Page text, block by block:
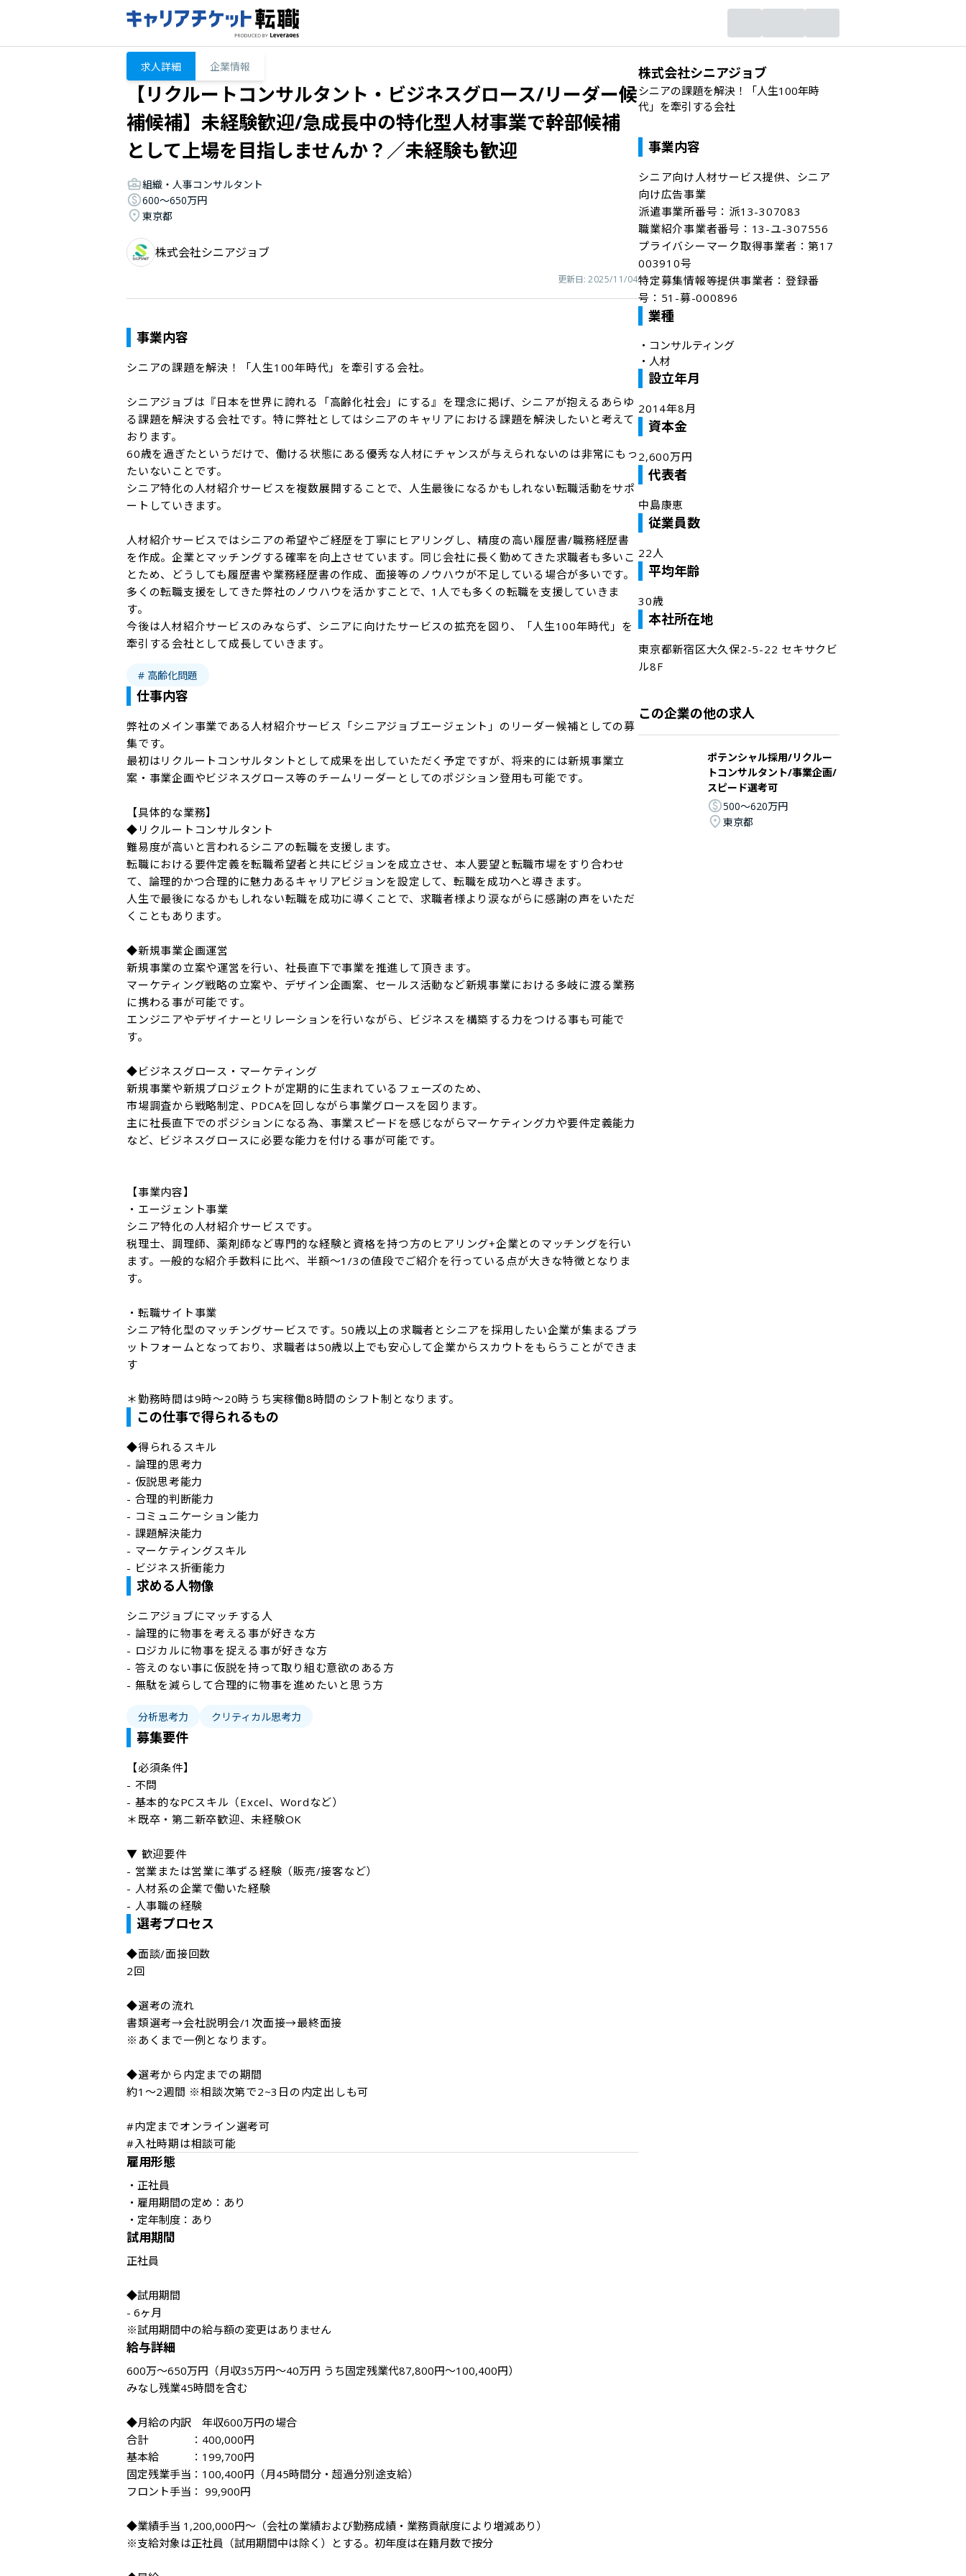
求人詳細 企業情報
【リクルートコンサルタント・ビジネスグロース/リーダー候
補候補】未経験歓迎/急成長中の特化型人材事業で幹部候補
として上場を目指しませんか？／未経験も歓迎
組織・人事コンサルタント
600〜650万円
東京都
株式会社シニアジョブ
更新日: 2025/11/04
事業内容
シニアの課題を解決！「人生100年時代」を牽引する会社。
シニアジョブは『日本を世界に誇れる「高齢化社会」にする』を理念に掲げ、シニアが抱えるあらゆ
る課題を解決する会社です。特に弊社としてはシニアのキャリアにおける課題を解決したいと考えて
おります。
60歳を過ぎたというだけで、働ける状態にある優秀な人材にチャンスが与えられないのは非常にもっ
たいないことです。
シニア特化の人材紹介サービスを複数展開することで、人生最後になるかもしれない転職活動をサポ
ートしていきます。
人材紹介サービスではシニアの希望やご経歴を丁寧にヒアリングし、精度の高い履歴書/職務経歴書
を作成。企業とマッチングする確率を向上させています。同じ会社に長く勤めてきた求職者も多いこ
とため、どうしても履歴書や業務経歴書の作成、面接等のノウハウが不足している場合が多いです。
多くの転職支援をしてきた弊社のノウハウを活かすことで、1人でも多くの転職を支援していきま
す。
今後は人材紹介サービスのみならず、シニアに向けたサービスの拡充を図り、「人生100年時代」を
牽引する会社として成長していきます。
# 高齢化問題
仕事内容
弊社のメイン事業である人材紹介サービス「シニアジョブエージェント」のリーダー候補としての募
集です。
最初はリクルートコンサルタントとして成果を出していただく予定ですが、将来的には新規事業立
案・事業企画やビジネスグロース等のチームリーダーとしてのポジション登用も可能です。
【具体的な業務】
◆リクルートコンサルタント
難易度が高いと言われるシニアの転職を支援します。
転職における要件定義を転職希望者と共にビジョンを成立させ、本人要望と転職市場をすり合わせ
て、論理的かつ合理的に魅力あるキャリアビジョンを設定して、転職を成功へと導きます。
人生で最後になるかもしれない転職を成功に導くことで、求職者様より涙ながらに感謝の声をいただ
くこともあります。
◆新規事業企画運営
新規事業の立案や運営を行い、社長直下で事業を推進して頂きます。
マーケティング戦略の立案や、デザイン企画案、セールス活動など新規事業における多岐に渡る業務
に携わる事が可能です。
エンジニアやデザイナーとリレーションを行いながら、ビジネスを構築する力をつける事も可能で
す。
◆ビジネスグロース・マーケティング
新規事業や新規プロジェクトが定期的に生まれているフェーズのため、
市場調査から戦略制定、PDCAを回しながら事業グロースを図ります。
主に社長直下でのポジションになる為、事業スピードを感じながらマーケティング力や要件定義能力
など、ビジネスグロースに必要な能力を付ける事が可能です。
【事業内容】
・エージェント事業
シニア特化の人材紹介サービスです。
税理士、調理師、薬剤師など専門的な経験と資格を持つ方のヒアリング+企業とのマッチングを行い
ます。一般的な紹介手数料に比べ、半額〜1/3の値段でご紹介を行っている点が大きな特徴となりま
す。
・転職サイト事業
シニア特化型のマッチングサービスです。50歳以上の求職者とシニアを採用したい企業が集まるプラ
ットフォームとなっており、求職者は50歳以上でも安心して企業からスカウトをもらうことができま
す
＊勤務時間は9時〜20時うち実稼働8時間のシフト制となります。
この仕事で得られるもの
◆得られるスキル
- 論理的思考力
- 仮説思考能力
- 合理的判断能力
- コミュニケーション能力
- 課題解決能力
- マーケティングスキル
- ビジネス折衝能力
求める人物像
シニアジョブにマッチする人
- 論理的に物事を考える事が好きな方
- ロジカルに物事を捉える事が好きな方
- 答えのない事に仮説を持って取り組む意欲のある方
- 無駄を減らして合理的に物事を進めたいと思う方
分析思考力 クリティカル思考力
募集要件
【必須条件】
- 不問
- 基本的なPCスキル（Excel、Wordなど）
＊既卒・第二新卒歓迎、未経験OK
▼ 歓迎要件
- 営業または営業に準ずる経験（販売/接客など）
- 人材系の企業で働いた経験
選考プロセス
◆面談/面接回数
2回
◆選考の流れ
書類選考→会社説明会/1次面接→最終面接
※あくまで一例となります。
◆選考から内定までの期間
約1～2週間 ※相談次第で2~3日の内定出しも可
#内定までオンライン選考可
#入社時期は相談可能
雇用形態
・正社員
・雇用期間の定め：あり
・定年制度：あり
試用期間
正社員
◆試用期間
- 6ヶ月
※試用期間中の給与額の変更はありません
給与詳細
600万～650万円（月収35万円～40万円 うち固定残業代87,800円～100,400円）
みなし残業45時間を含む
◆月給の内訳　年収600万円の場合
合計　　　　：400,000円
基本給　　　：199,700円
固定残業手当：100,400円（月45時間分・超過分別途支給）
フロント手当： 99,900円
◆業績手当 1,200,000円〜（会社の業績および勤務成績・業務貢献度により増減あり）
※支給対象は正社員（試用期間中は除く）とする。初年度は在籍月数で按分
株式会社シニアジョブ
シニアの課題を解決！「人生100年時
代」を牽引する会社
事業内容
シニア向け人材サービス提供、シニア
向け広告事業
派遣事業所番号：派13-307083
職業紹介事業者番号：13-ユ-307556
プライバシーマーク取得事業者：第17
003910号
特定募集情報等提供事業者：登録番
号：51-募-000896
業種
・ コンサルティング
・ 人材
設立年月
2014年8月
資本金
2,600万円
代表者
中島康恵
従業員数
22人
平均年齢
30歳
本社所在地
東京都新宿区大久保2-5-22 セキサクビ
ル8F
この企業の他の求人
ポテンシャル採用/リクルー
トコンサルタント/事業企画/
スピード選考可
500〜620万円
東京都